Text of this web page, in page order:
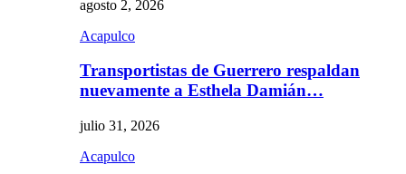
agosto 2, 2026
Acapulco
Transportistas de Guerrero respaldan
nuevamente a Esthela Damián…
julio 31, 2026
Acapulco